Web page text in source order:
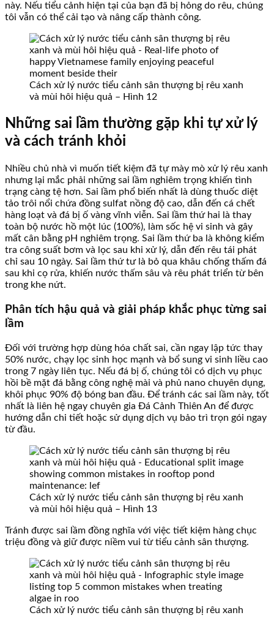
này. Nếu tiểu cảnh hiện tại của bạn đã bị hỏng do rêu, chúng
tôi vẫn có thể cải tạo và nâng cấp thành công.
Cách xử lý nước tiểu cảnh sân thượng bị rêu xanh
và mùi hôi hiệu quả – Hình 12
Những sai lầm thường gặp khi tự xử lý
và cách tránh khỏi
Nhiều chủ nhà vì muốn tiết kiệm đã tự mày mò xử lý rêu xanh
nhưng lại mắc phải những sai lầm nghiêm trọng khiến tình
trạng càng tệ hơn. Sai lầm phổ biến nhất là dùng thuốc diệt
tảo trôi nổi chứa đồng sulfat nồng độ cao, dẫn đến cá chết
hàng loạt và đá bị ố vàng vĩnh viễn. Sai lầm thứ hai là thay
toàn bộ nước hồ một lúc (100%), làm sốc hệ vi sinh và gây
mất cân bằng pH nghiêm trọng. Sai lầm thứ ba là không kiểm
tra công suất bơm và lọc sau khi xử lý, dẫn đến rêu tái phát
chỉ sau 10 ngày. Sai lầm thứ tư là bỏ qua khâu chống thấm đá
sau khi cọ rửa, khiến nước thấm sâu và rêu phát triển từ bên
trong khe nứt.
Phân tích hậu quả và giải pháp khắc phục từng sai
lầm
Đối với trường hợp dùng hóa chất sai, cần ngay lập tức thay
50% nước, chạy lọc sinh học mạnh và bổ sung vi sinh liều cao
trong 7 ngày liên tục. Nếu đá bị ố, chúng tôi có dịch vụ phục
hồi bề mặt đá bằng công nghệ mài và phủ nano chuyên dụng,
khôi phục 90% độ bóng ban đầu. Để tránh các sai lầm này, tốt
nhất là liên hệ ngay chuyên gia Đá Cảnh Thiên An để được
hướng dẫn chi tiết hoặc sử dụng dịch vụ bảo trì trọn gói ngay
từ đầu.
Cách xử lý nước tiểu cảnh sân thượng bị rêu xanh
và mùi hôi hiệu quả – Hình 13
Tránh được sai lầm đồng nghĩa với việc tiết kiệm hàng chục
triệu đồng và giữ được niềm vui từ tiểu cảnh sân thượng.
Cách xử lý nước tiểu cảnh sân thượng bị rêu xanh